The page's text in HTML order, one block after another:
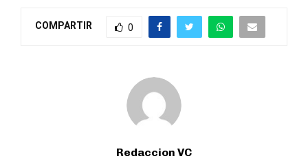
COMPARTIR 0
Redaccion VC